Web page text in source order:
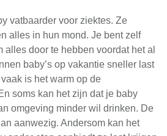
vatbaarder voor ziektes. Ze
alles in hun mond. Je bent zelf
alles door te hebben voordat het al
baby’s op vakantie sneller last
is het warm op de
soms kan het zijn dat je baby
omgeving minder wil drinken. De
aanwezig. Andersom kan het